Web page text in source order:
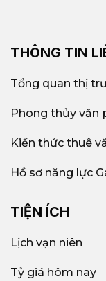
THÔNG TIN
Tổng quan thị
Phong thủy văn
Kiến thức thuê
Hồ sơ năng lực
TIỆN ÍCH
Lịch vạn niên
Tỷ giá hôm nay